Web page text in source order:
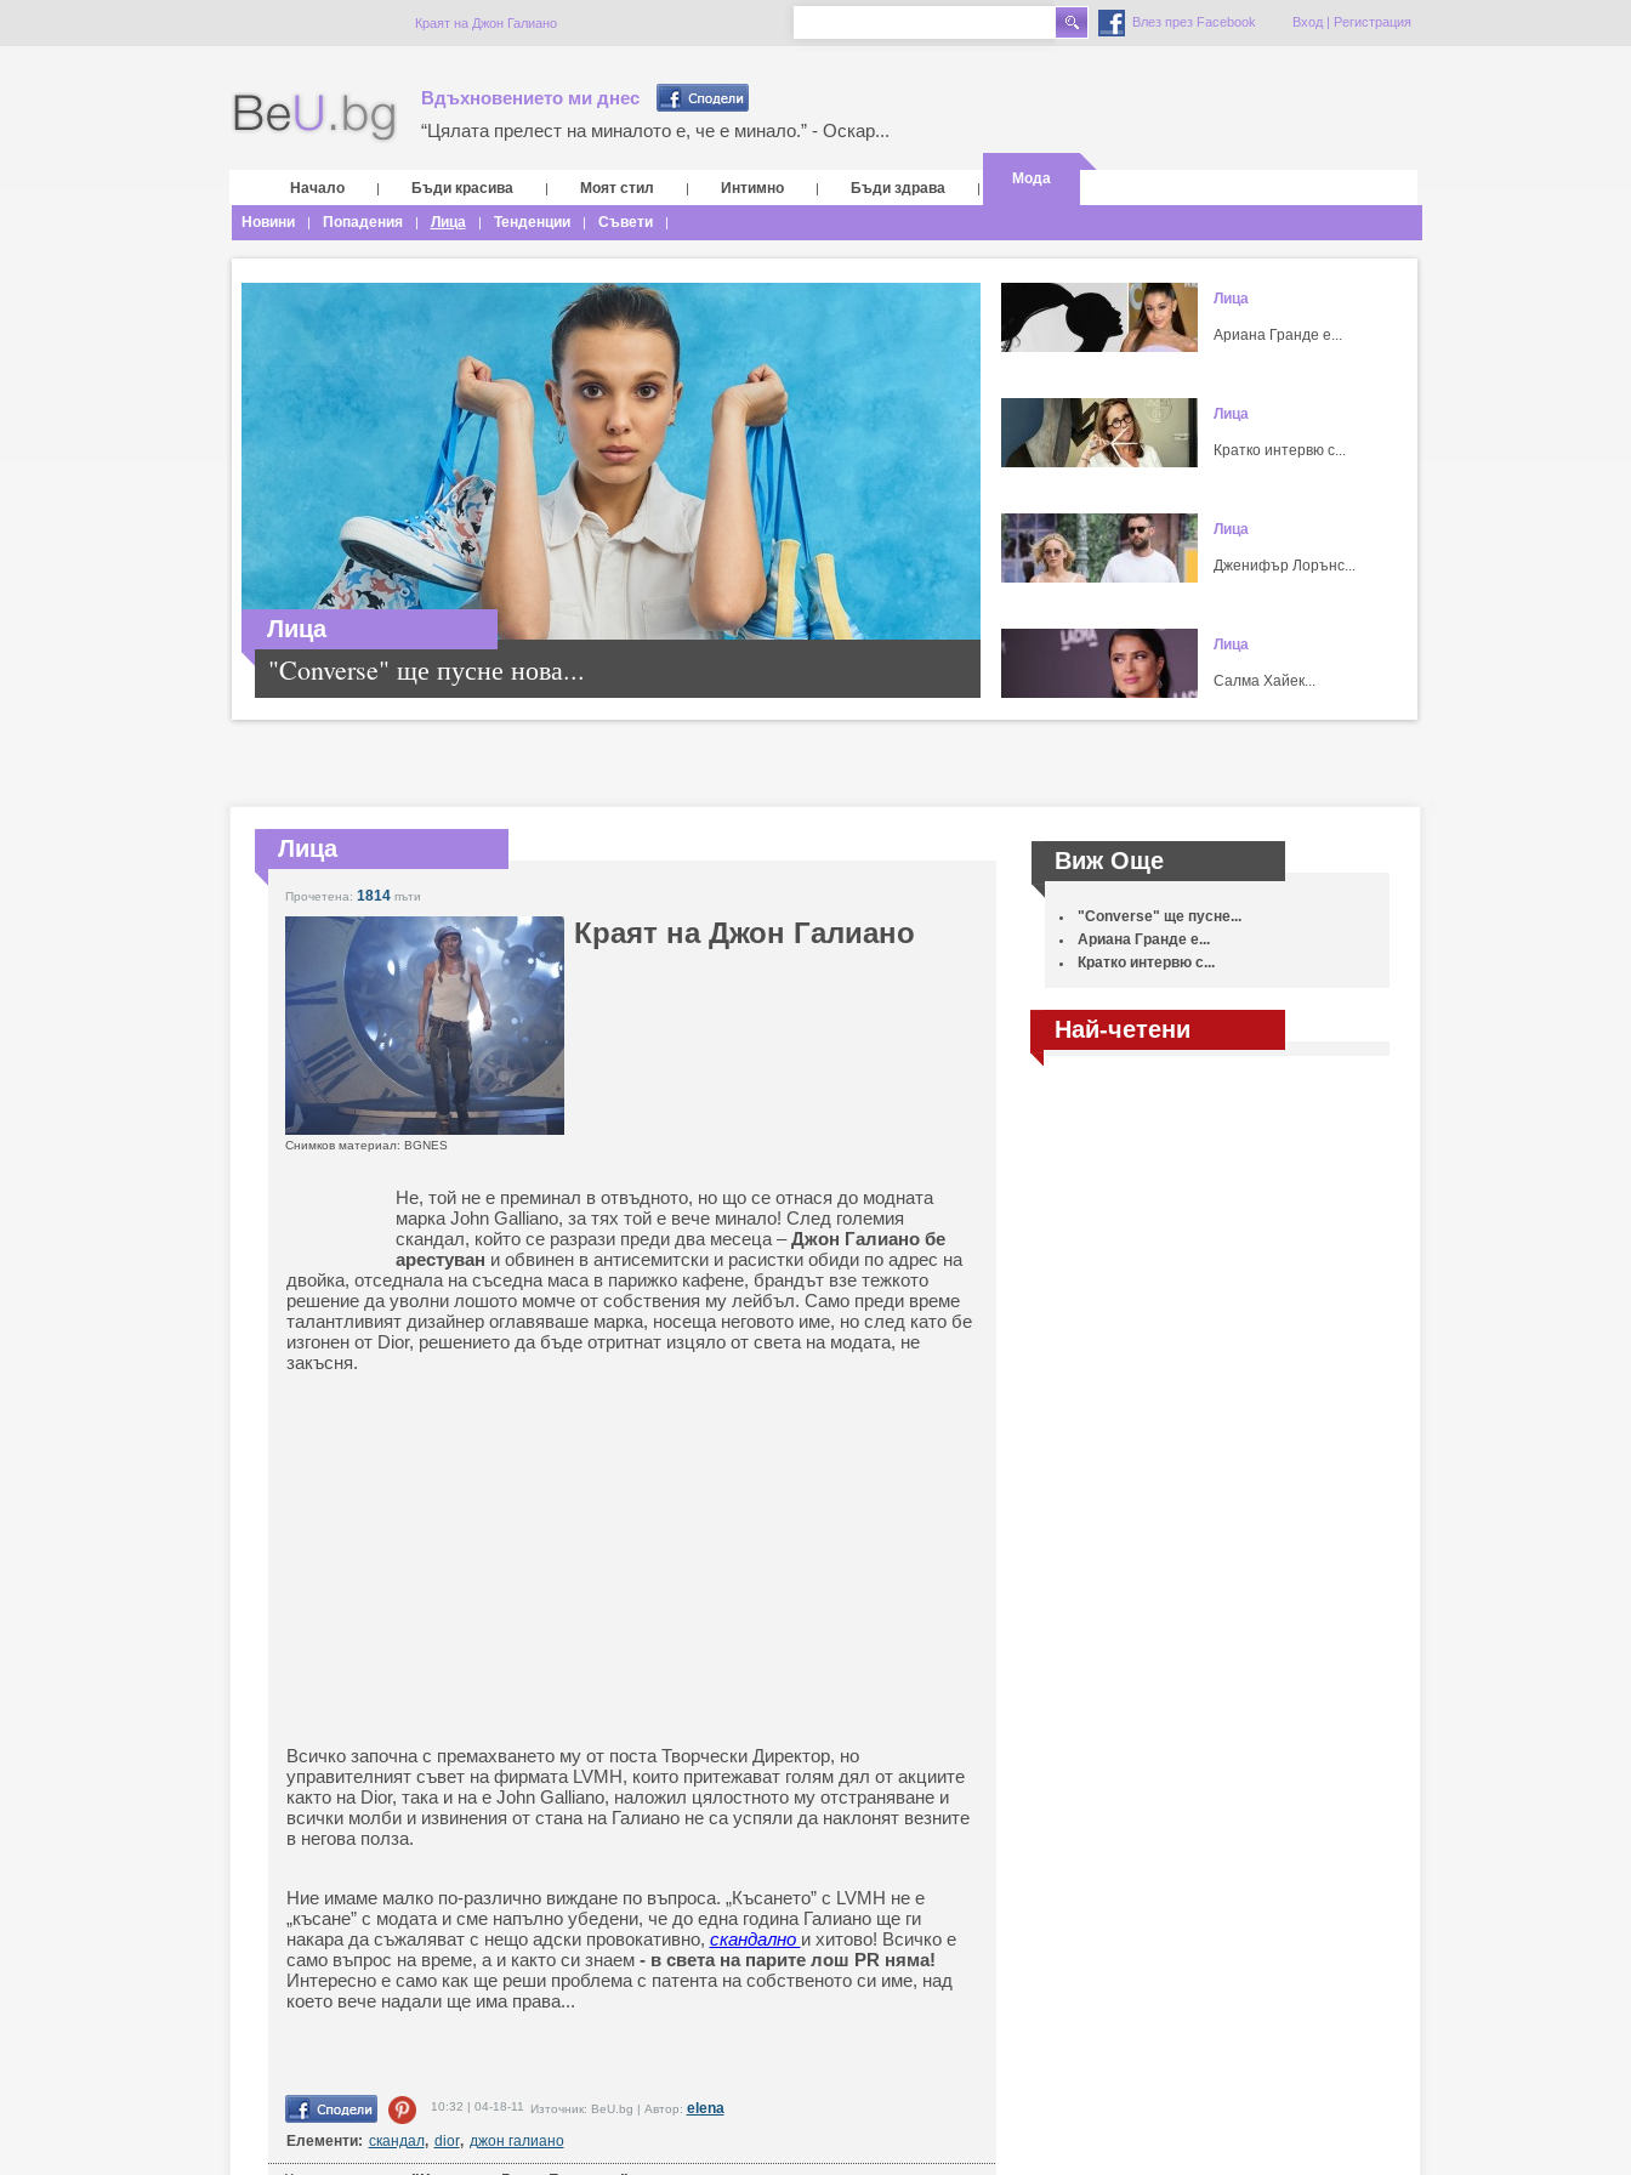
Краят на Джон Галиано Влез през Facebook Вход| Регистрация
Вдъхновението ми днес
“Цялата прелест на миналото е, че е минало.” - Оскар...
Начало | Бъди красива | Моят стил | Интимно | Бъди здрава |
Мода
Новини | Попадения | Лица | Тенденции | Съвети |
Лица
"Converse" ще пусне нова...
Лица
Ариана Гранде е...
Лица
Кратко интервю с...
Лица
Дженифър Лорънс...
Лица
Салма Хайек...
Лица
Прочетена: 1814пъти
Краят на Джон Галиано
Снимков материал: BGNES
Не, той не е преминал в отвъдното, но що се отнася до модната
марка John Galliano, за тях той е вече минало! След големия
скандал, който се разрази преди два месеца –Джон Галиано бе
арестуван и обвинен в антисемитски и расистки обиди по адрес на
двойка, отседнала на съседна маса в парижко кафене, брандът взе тежкото
решение да уволни лошото момче от собствения му лейбъл. Само преди време
талантливият дизайнер оглавяваше марка, носеща неговото име, но след като бе
изгонен от Dior, решението да бъде отритнат изцяло от света на модата, не
закъсня.
Всичко започна с премахването му от поста Творчески Директор, но
управителният съвет на фирмата LVMH, които притежават голям дял от акциите
както на Dior, така и на е John Galliano, наложил цялостното му отстраняване и
всички молби и извинения от стана на Галиано не са успяли да наклонят везните
в негова полза.
Ние имаме малко по-различно виждане по въпроса. „Късането” с LVMH не е
„късане” с модата и сме напълно убедени, че до една година Галиано ще ги
накара да съжаляват с нещо адски провокативно, скандално и хитово! Всичко е
само въпрос на време, а и както си знаем - в света на парите лош PR няма!
Интересно е само как ще реши проблема с патента на собственото си име, над
което вече надали ще има права...
10:32 | 04-18-11 Източник: BeU.bg | Автор: elena
Елементи: скандал, dior, джон галиано
Виж Още
"Converse" ще пусне...
Ариана Гранде е...
Кратко интервю с...
Най-четени